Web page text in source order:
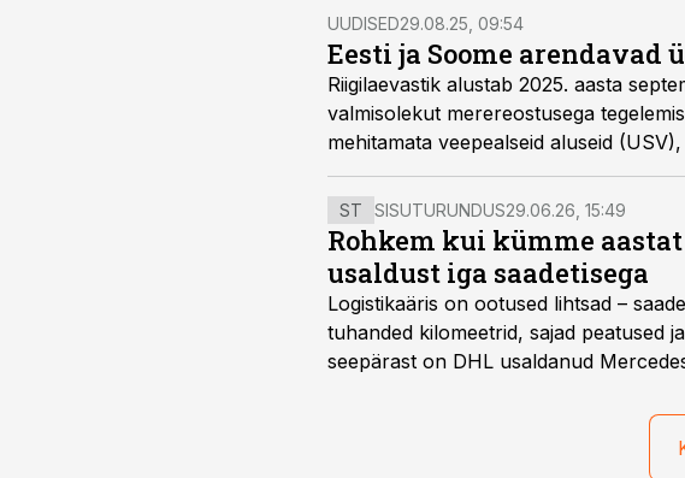
UUDISED29.08.25, 09:54
Eesti ja Soome
Riigilaevastik alustab 2025. aasta
valmisolekut merereostusega
mehitamata veepealseid aluseid
reostuse tuvastamise anduritega.
ST SISUTURUNDUS29.06.26, 15:49
Rohkem kui kümme
usaldust iga saadetisega
Logistikaäris on ootused lihtsad –
tuhanded kilomeetrid, sajad peatused
seepärast on DHL usaldanud